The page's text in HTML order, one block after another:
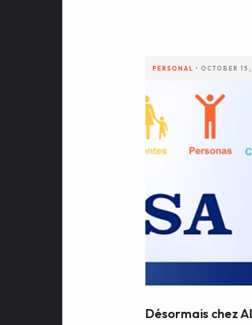
PERSONAL • OCTOBER
Désormais chez